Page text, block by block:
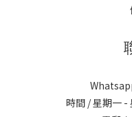
時間 / 星期一